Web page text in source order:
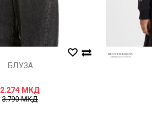
БЛУЗА
2.274 МКД
3.790МКД